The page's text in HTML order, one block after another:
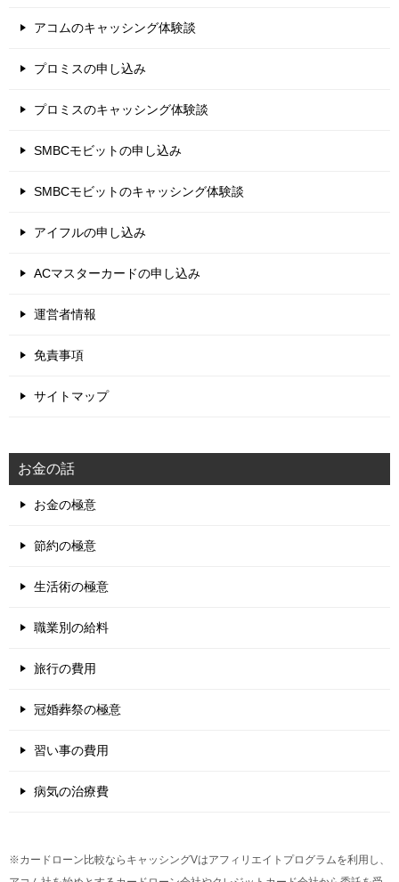
アコムのキャッシング体験談
プロミスの申し込み
プロミスのキャッシング体験談
SMBCモビットの申し込み
SMBCモビットのキャッシング体験談
アイフルの申し込み
ACマスターカードの申し込み
運営者情報
免責事項
サイトマップ
お金の話
お金の極意
節約の極意
生活術の極意
職業別の給料
旅行の費用
冠婚葬祭の極意
習い事の費用
病気の治療費
※カードローン比較ならキャッシングVはアフィリエイトプログラムを利用し、